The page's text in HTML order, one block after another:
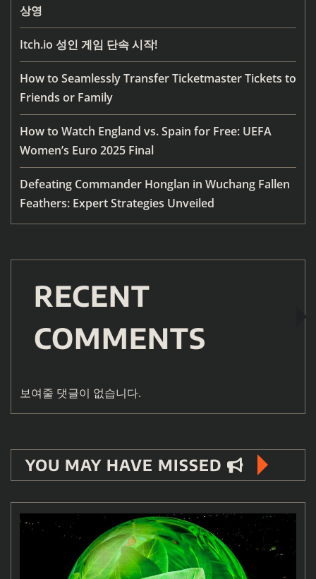
상영
Itch.io 성인 게임 단속 시작!
How to Seamlessly Transfer Ticketmaster Tickets to
Friends or Family
How to Watch England vs. Spain for Free: UEFA
Women’s Euro 2025 Final
Defeating Commander Honglan in Wuchang Fallen
Feathers: Expert Strategies Unveiled
RECENT
COMMENTS
보여줄 댓글이 없습니다.
YOU MAY HAVE MISSED